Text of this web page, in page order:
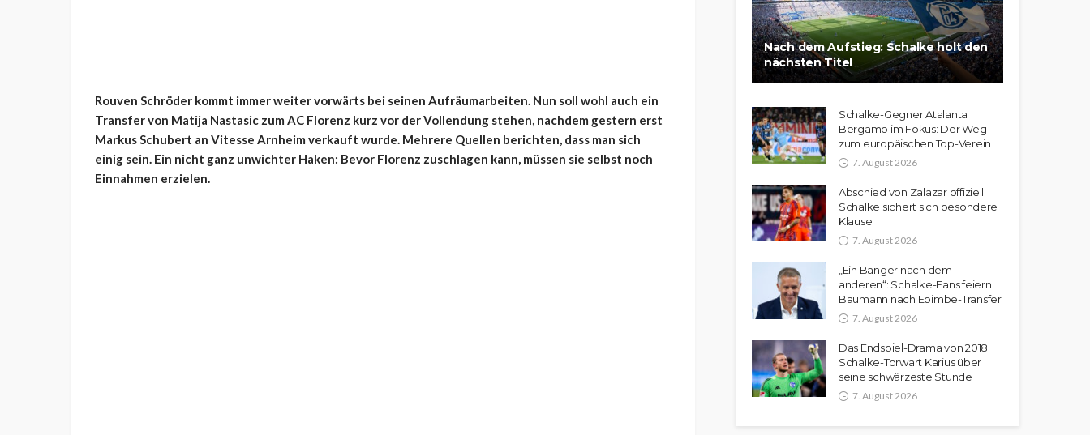
Rouven Schröder kommt immer weiter vorwärts bei seinen Aufräumarbeiten. Nun soll wohl auch ein
Transfer von Matija Nastasic zum AC Florenz kurz vor der Vollendung stehen, nachdem gestern erst
Markus Schubert an Vitesse Arnheim verkauft wurde. Mehrere Quellen berichten, dass man sich
einig sein. Ein nicht ganz unwichter Haken: Bevor Florenz zuschlagen kann, müssen sie selbst noch
Einnahmen erzielen.
Nach dem Aufstieg: Schalke holt den
nächsten Titel
Schalke-Gegner Atalanta
Bergamo im Fokus: Der Weg
zum europäischen Top-Verein
7. August 2026
Abschied von Zalazar offiziell:
Schalke sichert sich besondere
Klausel
7. August 2026
„Ein Banger nach dem
anderen“: Schalke-Fans feiern
Baumann nach Ebimbe-Transfer
7. August 2026
Das Endspiel-Drama von 2018:
Schalke-Torwart Karius über
seine schwärzeste Stunde
7. August 2026